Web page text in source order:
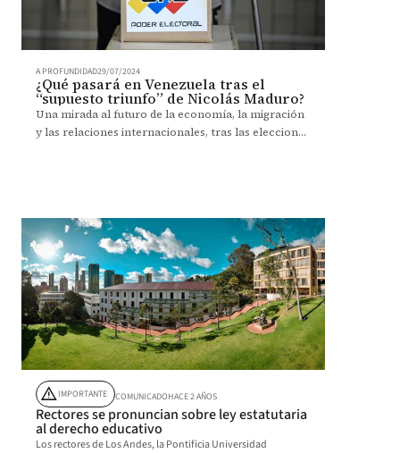
A PROFUNDIDAD29/07/2024
¿Qué pasará en Venezuela tras el
“supuesto triunfo” de Nicolás Maduro?
Una mirada al futuro de la economía, la migración
y las relaciones internacionales, tras las elecciones
warningIMPORTANTE COMUNICADOHACE 2 AÑOS
Rectores se pronuncian sobre ley estatutaria
al derecho educativo
Los rectores de Los Andes, la Pontificia Universidad